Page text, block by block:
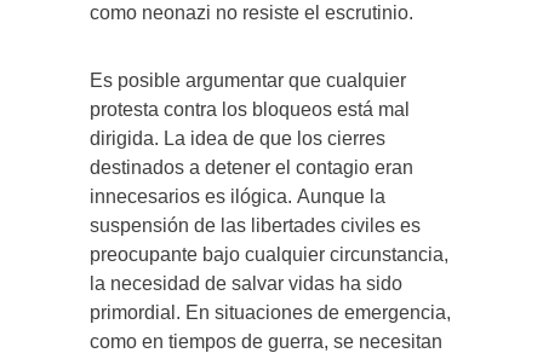
como neonazi no resiste el escrutinio.
Es posible argumentar que cualquier
protesta contra los bloqueos está mal
dirigida. La idea de que los cierres
destinados a detener el contagio eran
innecesarios es ilógica. Aunque la
suspensión de las libertades civiles es
preocupante bajo cualquier circunstancia,
la necesidad de salvar vidas ha sido
primordial. En situaciones de emergencia,
como en tiempos de guerra, se necesitan